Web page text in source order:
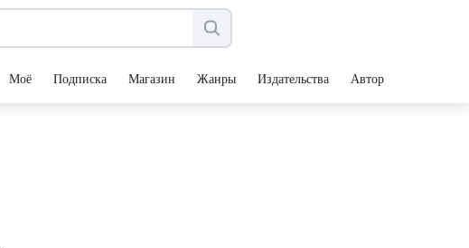
Моё Подписка Магазин Жанры Издательства Авторы